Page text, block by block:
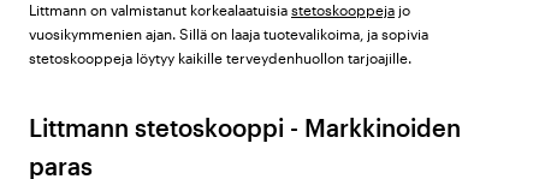
Littmann on valmistanut korkealaatuisia stetoskooppeja jo
vuosikymmenien ajan. Sillä on laaja tuotevalikoima, ja sopivia
stetoskooppeja löytyy kaikille terveydenhuollon tarjoajille.
Littmann stetoskooppi - Markkinoiden
paras